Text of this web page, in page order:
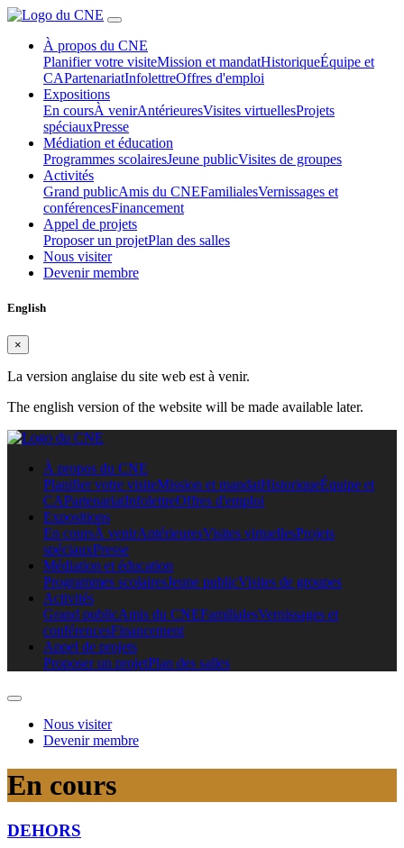
À propos du CNE
Planifier votre visiteMission et mandatHistoriqueÉquipe et
CAPartenariatInfolettreOffres d'emploi
Expositions
En coursÀ venirAntérieuresVisites virtuellesProjets
spéciauxPresse
Médiation et éducation
Programmes scolairesJeune publicVisites de groupes
Activités
Grand publicAmis du CNEFamilialesVernissages et
conférencesFinancement
Appel de projets
Proposer un projetPlan des salles
Nous visiter
Devenir membre
English
×
La version anglaise du site web est à venir.
The english version of the website will be made available later.
À propos du CNE
Planifier votre visiteMission et mandatHistoriqueÉquipe et
CAPartenariatInfolettreOffres d'emploi
Expositions
En coursÀ venirAntérieuresVisites virtuellesProjets
spéciauxPresse
Médiation et éducation
Programmes scolairesJeune publicVisites de groupes
Activités
Grand publicAmis du CNEFamilialesVernissages et
conférencesFinancement
Appel de projets
Proposer un projetPlan des salles
Nous visiter
Devenir membre
En cours
DEHORS